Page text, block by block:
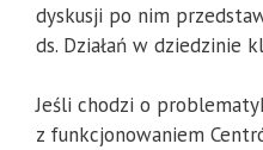
dyskusji po nim
ds. Działań w dziedzinie
Jeśli chodzi o
z funkcjonowaniem